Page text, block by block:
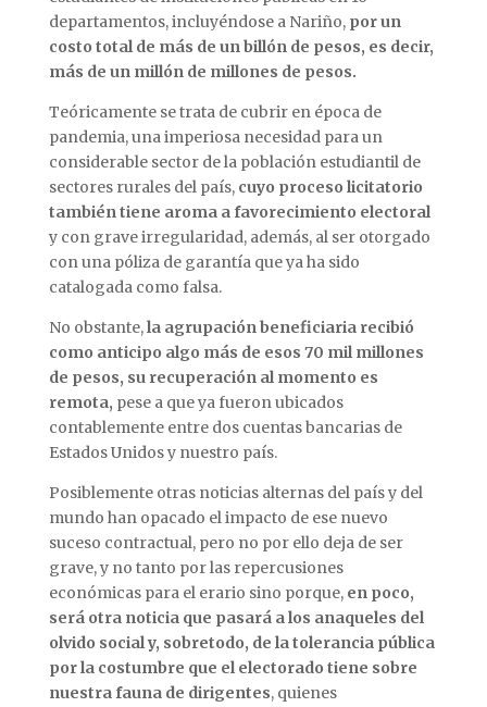
departamentos, incluyéndose a Nariño, por un
costo total de más de un billón de pesos, es decir,
más de un millón de millones de pesos.
Teóricamente se trata de cubrir en época de
pandemia, una imperiosa necesidad para un
considerable sector de la población estudiantil de
sectores rurales del país, cuyo proceso licitatorio
también tiene aroma a favorecimiento electoral
y con grave irregularidad, además, al ser otorgado
con una póliza de garantía que ya ha sido
catalogada como falsa.
No obstante,la agrupación beneficiaria recibió
como anticipo algo más de esos 70 mil millones
de pesos, su recuperación al momento es
remota, pese a que ya fueron ubicados
contablemente entre dos cuentas bancarias de
Estados Unidos y nuestro país.
Posiblemente otras noticias alternas del país y del
mundo han opacado el impacto de ese nuevo
suceso contractual, pero no por ello deja de ser
grave, y no tanto por las repercusiones
económicas para el erario sino porque, en poco,
será otra noticia que pasará a los anaqueles del
olvido social y, sobretodo, de la tolerancia pública
por la costumbre que el electorado tiene sobre
nuestra fauna de dirigentes, quienes